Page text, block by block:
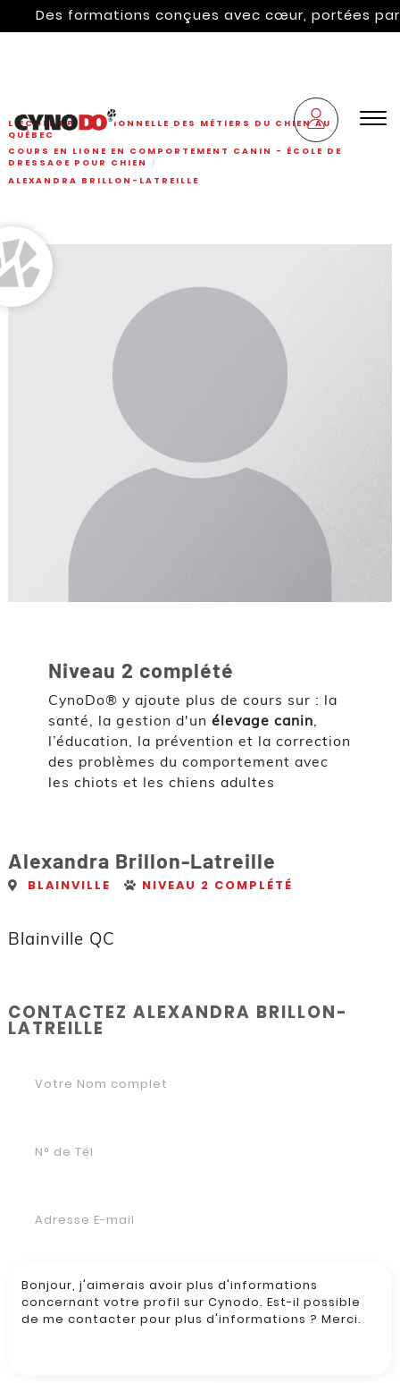
Des formations conçues avec cœur, portées par
L'ÉCOLE PROFESSIONNELLE DES MÉTIERS DU CHIEN AU
QUÉBEC
COURS EN LIGNE EN COMPORTEMENT CANIN - ÉCOLE DE
DRESSAGE POUR CHIEN
ALEXANDRA BRILLON-LATREILLE
Alexandra Brillon-Latreille
BLAINVILLE NIVEAU 2 COMPLÉTÉ
Blainville QC
CONTACTEZ ALEXANDRA BRILLON-
LATREILLE
Niveau 2 complété
CynoDo® y ajoute plus de cours sur : la
santé, la gestion d'un élevage canin,
l’éducation, la prévention et la correction
des problèmes du comportement avec
les chiots et les chiens adultes